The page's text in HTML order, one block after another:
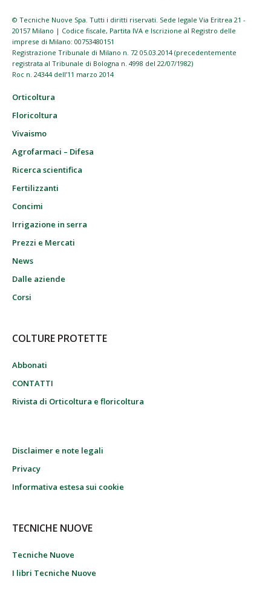
© Tecniche Nuove Spa. Tutti i diritti riservati. Sede legale Via Eritrea 21 -
20157 Milano | Codice fiscale, Partita IVA e Iscrizione al Registro delle
imprese di Milano: 00753480151
Registrazione Tribunale di Milano n. 72 05.03.2014 (precedentemente
registrata al Tribunale di Bologna n. 4998 del 22/07/1982)
Roc n. 24344 dell’11 marzo 2014
Orticoltura
Floricoltura
Vivaismo
Agrofarmaci – Difesa
Ricerca scientifica
Fertilizzanti
Concimi
Irrigazione in serra
Prezzi e Mercati
News
Dalle aziende
Corsi
COLTURE PROTETTE
Abbonati
CONTATTI
Rivista di Orticoltura e floricoltura
Disclaimer e note legali
Privacy
Informativa estesa sui cookie
TECNICHE NUOVE
Tecniche Nuove
I libri Tecniche Nuove